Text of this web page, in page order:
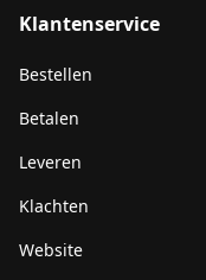
Klantenservice
Bestellen
Betalen
Leveren
Klachten
Website